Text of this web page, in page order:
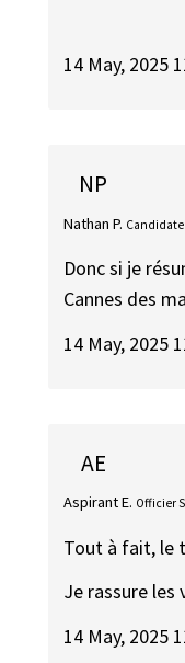
14 May, 2025
NP
Nathan P. Candidate
Donc si je
Cannes des
14 May, 2025
AE
Aspirant E. Officier
Tout à fait, le
Je rassure les
14 May, 2025